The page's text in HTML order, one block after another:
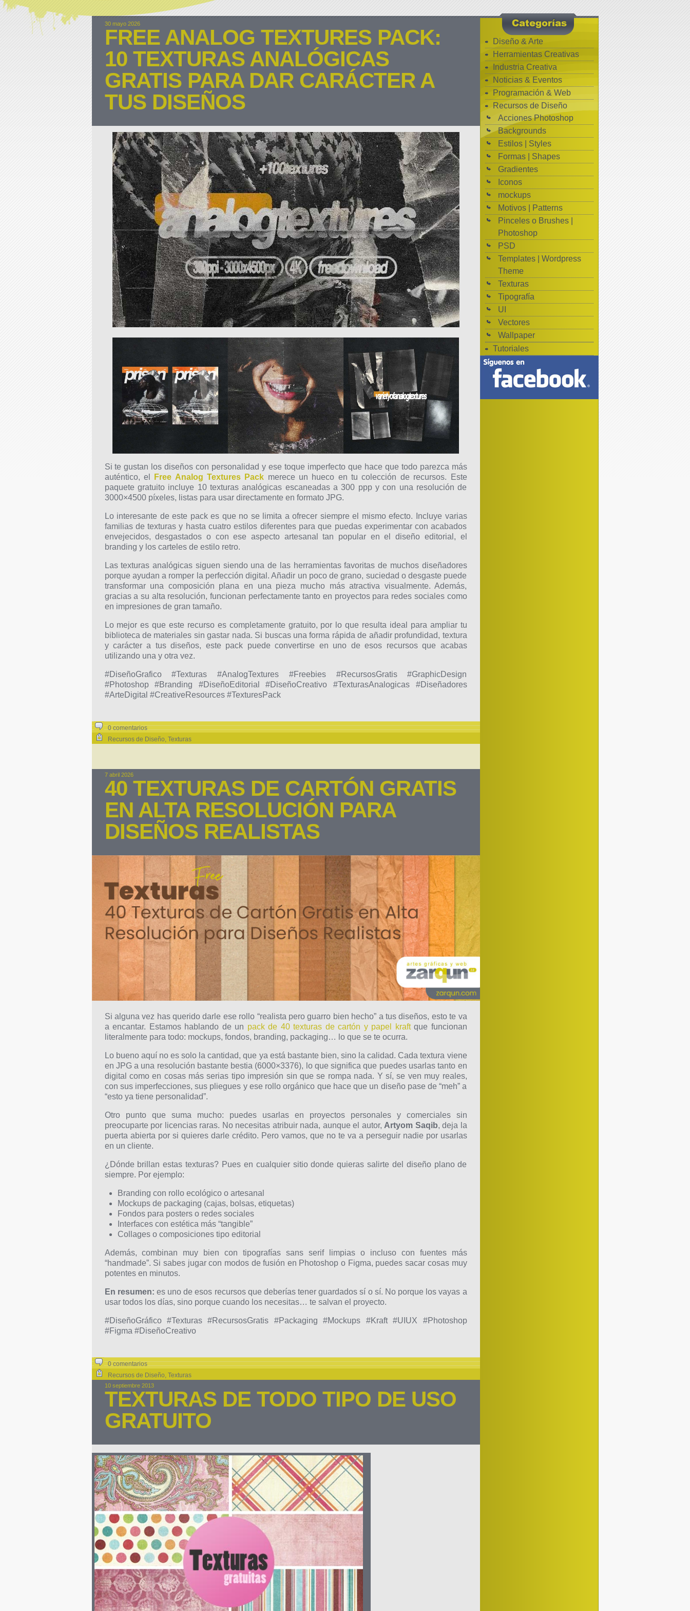
30 mayo 2026
FREE ANALOG TEXTURES PACK:
10 TEXTURAS ANALÓGICAS
GRATIS PARA DAR CARÁCTER A
TUS DISEÑOS
Si te gustan los diseños con personalidad y ese toque imperfecto que hace que todo parezca más
auténtico, el
Free Analog Textures Pack merece un hueco en tu colección de recursos. Este
paquete gratuito incluye 10 texturas analógicas escaneadas a 300 ppp y con una resolución de
3000×4500 píxeles, listas para usar directamente en formato JPG.
Lo interesante de este pack es que no se limita a ofrecer siempre el mismo efecto. Incluye varias
familias de texturas y hasta cuatro estilos diferentes para que puedas experimentar con acabados
envejecidos, desgastados o con ese aspecto artesanal tan popular en el diseño editorial, el
branding y los carteles de estilo retro.
Las texturas analógicas siguen siendo una de las herramientas favoritas de muchos diseñadores
porque ayudan a romper la perfección digital. Añadir un poco de grano, suciedad o desgaste puede
transformar una composición plana en una pieza mucho más atractiva visualmente. Además,
gracias a su alta resolución, funcionan perfectamente tanto en proyectos para redes sociales como
en impresiones de gran tamaño.
Lo mejor es que este recurso es completamente gratuito, por lo que resulta ideal para ampliar tu
biblioteca de materiales sin gastar nada. Si buscas una forma rápida de añadir profundidad, textura
y carácter a tus diseños, este pack puede convertirse en uno de esos recursos que acabas
utilizando una y otra vez.
#DiseñoGrafico #Texturas #AnalogTextures #Freebies #RecursosGratis #GraphicDesign
#Photoshop #Branding #DiseñoEditorial #DiseñoCreativo #TexturasAnalogicas #Diseñadores
#ArteDigital #CreativeResources #TexturesPack
0 comentarios
Recursos de Diseño Texturas
7 abril 2026
40 TEXTURAS DE CARTÓN GRATIS
EN ALTA RESOLUCIÓN PARA
DISEÑOS REALISTAS
Si alguna vez has querido darle ese rollo “realista pero guarro bien hecho” a tus diseños, esto te va
a encantar. Estamos hablando de un pack de 40 texturas de cartón y papel kraftque funcionan
literalmente para todo: mockups, fondos, branding, packaging… lo que se te ocurra.
Lo bueno aquí no es solo la cantidad, que ya está bastante bien, sino la calidad. Cada textura viene
en JPG a una resolución bastante bestia (6000×3376), lo que significa que puedes usarlas tanto en
digital como en cosas más serias tipo impresión sin que se rompa nada. Y sí, se ven muy reales,
con sus imperfecciones, sus pliegues y ese rollo orgánico que hace que un diseño pase de “meh” a
“esto ya tiene personalidad”.
Otro punto que suma mucho: puedes usarlas en proyectos personales y comerciales sin
preocuparte por licencias raras. No necesitas atribuir nada, aunque el autor, Artyom Saqib, deja la
puerta abierta por si quieres darle crédito. Pero vamos, que no te va a perseguir nadie por usarlas
en un cliente.
¿Dónde brillan estas texturas? Pues en cualquier sitio donde quieras salirte del diseño plano de
siempre. Por ejemplo:
Branding con rollo ecológico o artesanal
Mockups de packaging (cajas, bolsas, etiquetas)
Fondos para posters o redes sociales
Interfaces con estética más “tangible”
Collages o composiciones tipo editorial
Además, combinan muy bien con tipografías sans serif limpias o incluso con fuentes más
“handmade”. Si sabes jugar con modos de fusión en Photoshop o Figma, puedes sacar cosas muy
potentes en minutos.
En resumen: es uno de esos recursos que deberías tener guardados sí o sí. No porque los vayas a
usar todos los días, sino porque cuando los necesitas… te salvan el proyecto.
#DiseñoGráfico #Texturas #RecursosGratis #Packaging #Mockups #Kraft #UIUX #Photoshop
#Figma #DiseñoCreativo
0 comentarios
Recursos de Diseño Texturas
10 septiembre 2013
TEXTURAS DE TODO TIPO DE USO
GRATUITO
Diseño & Arte
Herramientas Creativas
Industria Creativa
Noticias & Eventos
Programación & Web
Recursos de Diseño
Acciones Photoshop
Backgrounds
Estilos | Styles
Formas | Shapes
Gradientes
Iconos
mockups
Motivos | Patterns
Pinceles o Brushes |
Photoshop
PSD
Templates | Wordpress
Theme
Texturas
Tipografía
UI
Vectores
Wallpaper
Tutoriales